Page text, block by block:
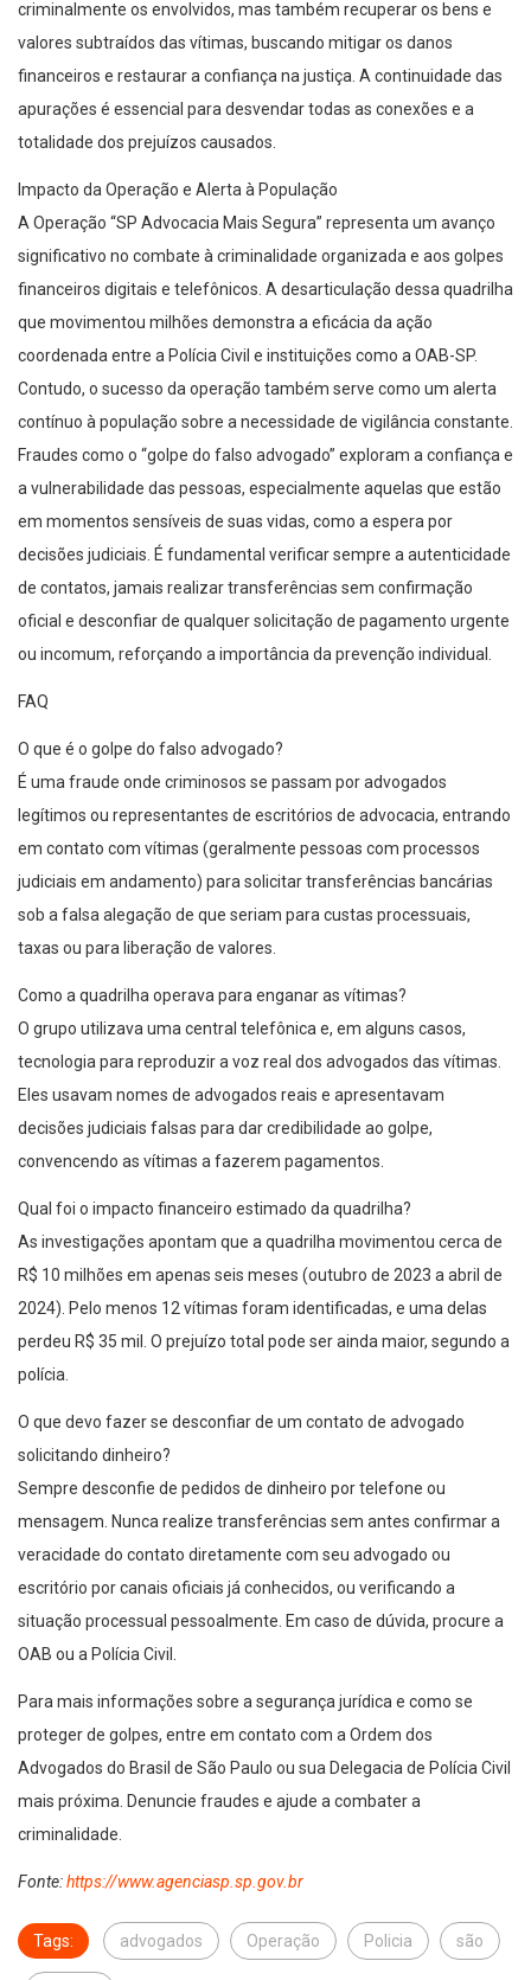
criminalmente os envolvidos, mas também recuperar os bens e
valores subtraídos das vítimas, buscando mitigar os danos
financeiros e restaurar a confiança na justiça. A continuidade das
apurações é essencial para desvendar todas as conexões e a
totalidade dos prejuízos causados.
Impacto da Operação e Alerta à População
A Operação “SP Advocacia Mais Segura” representa um avanço
significativo no combate à criminalidade organizada e aos golpes
financeiros digitais e telefônicos. A desarticulação dessa quadrilha
que movimentou milhões demonstra a eficácia da ação
coordenada entre a Polícia Civil e instituições como a OAB-SP.
Contudo, o sucesso da operação também serve como um alerta
contínuo à população sobre a necessidade de vigilância constante.
Fraudes como o “golpe do falso advogado” exploram a confiança e
a vulnerabilidade das pessoas, especialmente aquelas que estão
em momentos sensíveis de suas vidas, como a espera por
decisões judiciais. É fundamental verificar sempre a autenticidade
de contatos, jamais realizar transferências sem confirmação
oficial e desconfiar de qualquer solicitação de pagamento urgente
ou incomum, reforçando a importância da prevenção individual.
FAQ
O que é o golpe do falso advogado?
É uma fraude onde criminosos se passam por advogados
legítimos ou representantes de escritórios de advocacia, entrando
em contato com vítimas (geralmente pessoas com processos
judiciais em andamento) para solicitar transferências bancárias
sob a falsa alegação de que seriam para custas processuais,
taxas ou para liberação de valores.
Como a quadrilha operava para enganar as vítimas?
O grupo utilizava uma central telefônica e, em alguns casos,
tecnologia para reproduzir a voz real dos advogados das vítimas.
Eles usavam nomes de advogados reais e apresentavam
decisões judiciais falsas para dar credibilidade ao golpe,
convencendo as vítimas a fazerem pagamentos.
Qual foi o impacto financeiro estimado da quadrilha?
As investigações apontam que a quadrilha movimentou cerca de
R$ 10 milhões em apenas seis meses (outubro de 2023 a abril de
2024). Pelo menos 12 vítimas foram identificadas, e uma delas
perdeu R$ 35 mil. O prejuízo total pode ser ainda maior, segundo a
polícia.
O que devo fazer se desconfiar de um contato de advogado
solicitando dinheiro?
Sempre desconfie de pedidos de dinheiro por telefone ou
mensagem. Nunca realize transferências sem antes confirmar a
veracidade do contato diretamente com seu advogado ou
escritório por canais oficiais já conhecidos, ou verificando a
situação processual pessoalmente. Em caso de dúvida, procure a
OAB ou a Polícia Civil.
Para mais informações sobre a segurança jurídica e como se
proteger de golpes, entre em contato com a Ordem dos
Advogados do Brasil de São Paulo ou sua Delegacia de Polícia Civil
mais próxima. Denuncie fraudes e ajude a combater a
criminalidade.
Fonte:https://www.agenciasp.sp.gov.br
Tags: advogados Operação Policia são